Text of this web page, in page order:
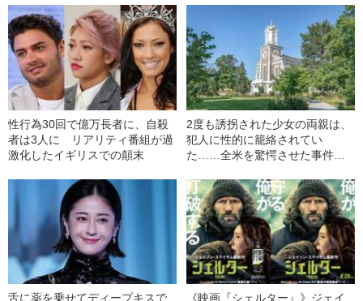
性行為30回で億万長者に、自殺
者は3人に リアリティ番組が過
激化したイギリスでの顛末
2度も誘拐された少女の両親は、
犯人に性的に籠絡されてい
た……全米を驚愕させた事件と
舌に薬を乗せてディープキスで
《映画『シェルター』》ジェイ